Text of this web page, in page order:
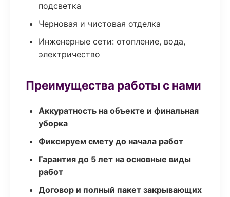
подсветка
Черновая и чистовая отделка
Инженерные сети: отопление, вода,
электричество
Преимущества работы с нами
Аккуратность на объекте и финальная
уборка
Фиксируем смету до начала работ
Гарантия до 5 лет на основные виды
работ
Договор и полный пакет закрывающих